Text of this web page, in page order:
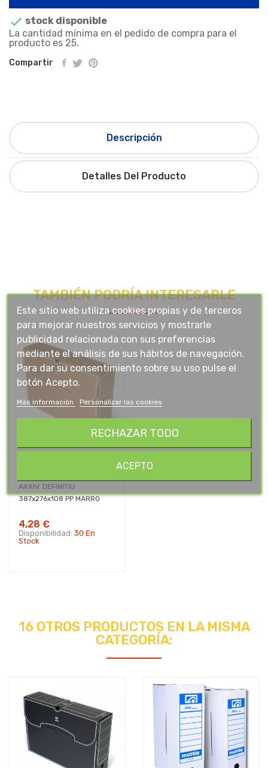
 stock disponible
La cantidad mínima en el pedido de compra para el
producto es 25.
Compartir
Descripción
Detalles Del Producto
TAMBIÉN PODRÍA INTERESARLE
ARXIV. DEFINITIU
387x276x108 PP MARRO
4,28 €
Disponibilidad: 30 En
Stock
16 OTROS PRODUCTOS EN LA MISMA
CATEGORÍA:
Este sitio web utiliza cookies propias y de terceros
para mejorar nuestros servicios y mostrarle
publicidad relacionada con sus preferencias
mediante el análisis de sus hábitos de navegación.
Para dar su consentimiento sobre su uso pulse el
botón Acepto.
Más información Personalizar las cookies
RECHAZAR TODO
ACEPTO